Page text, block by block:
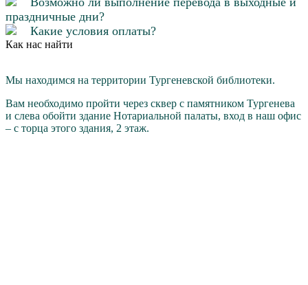
праздничные дни?
Какие условия оплаты?
Как нас найти
Мы находимся на территории Тургеневской библиотеки.
Вам необходимо пройти через cквер с памятником Тургенева
и слева обойти здание Нотариальной палаты, вход в наш офис
– с торца этого здания, 2 этаж.